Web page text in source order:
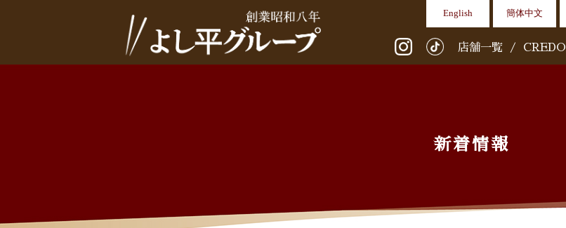
English 簡体中文
店舗一覧 / CREDO
新着情報